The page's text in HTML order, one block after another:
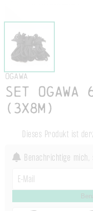
Ogawa
Set Ogawa
(3x8m)
Dieses Produkt ist
Benachrichtige